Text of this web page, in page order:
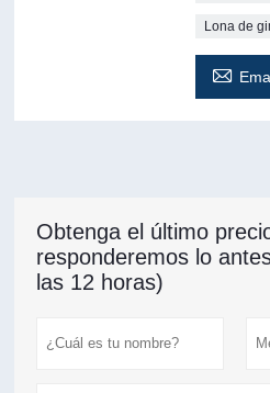
Lona de

Obtenga el último
responderemos lo
las 12 horas)